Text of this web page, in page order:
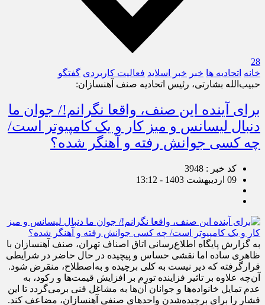
28
خانه اتحادیه ها خبر خبر اسلايد فعالیت کاربردی گفتگو
حبیب‌الله بشارتی، رئیس اتحادیه صنف آهنسازان:
برای آینده این صنف، واقعا نگرانم!/ جوان ما
دنبال لیسانس و میز کار و یک کامپیوتر است/
چه کسی جوانش رفته و آهنگر شده؟
کد خبر : 3948
09 اردیبهشت 1403 - 13:12
به گزارش پایگاه اطلاع‌رسانی اتاق اصناف تهران، صنف آهنسازان با
ظاهری ساده اما نقشی حساس و پیچیده در حال حاضر در شرایطی
قرارگرفته که دیر نیست به کلی برچیده و به‌اصطلاح، منقرض شود.
آن‌چه علاوه بر تاثیر فزاینده تورم بر افزایش قیمت‌ها و رکود، به
عدم تمایل خانواده‌ها و جوانان آن‌ها به مشاغل فنی برمی‌گردد تا این
فشار را برای برچیده‌شدن واحدهای صنفی آهنسازان، مضاعف کند.